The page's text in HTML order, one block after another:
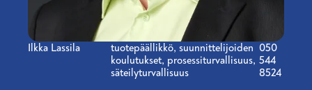
Ilkka Lassila Title
tuotepäällikkö, suunnittelijoiden
koulutukset, prosessiturvallisuus,
säteilyturvallisuus
Phone
number
050
544
8524